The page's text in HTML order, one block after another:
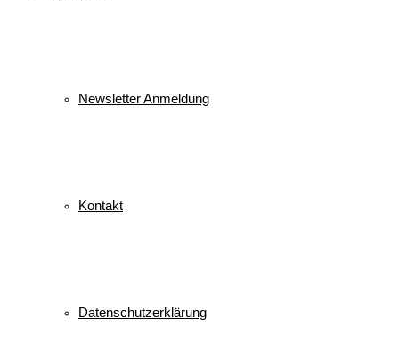
Newsletter Anmeldung
Kontakt
Datenschutzerklärung